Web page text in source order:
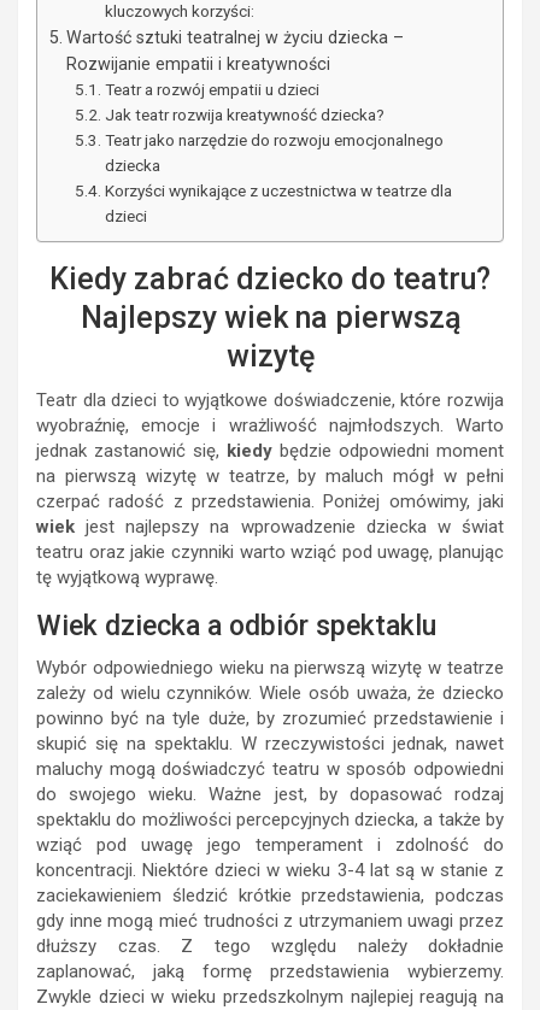
kluczowych korzyści:
Wartość sztuki teatralnej w życiu dziecka –
Rozwijanie empatii i kreatywności
Teatr a rozwój empatii u dzieci
Jak teatr rozwija kreatywność dziecka?
Teatr jako narzędzie do rozwoju emocjonalnego
dziecka
Korzyści wynikające z uczestnictwa w teatrze dla
dzieci
Kiedy zabrać dziecko do teatru?
Najlepszy wiek na pierwszą
wizytę
Teatr dla dzieci to wyjątkowe doświadczenie, które rozwija
wyobraźnię, emocje i wrażliwość najmłodszych. Warto
jednak zastanowić się, kiedy będzie odpowiedni moment
na pierwszą wizytę w teatrze, by maluch mógł w pełni
czerpać radość z przedstawienia. Poniżej omówimy, jaki
wiek jest najlepszy na wprowadzenie dziecka w świat
teatru oraz jakie czynniki warto wziąć pod uwagę, planując
tę wyjątkową wyprawę.
Wiek dziecka a odbiór spektaklu
Wybór odpowiedniego wieku na pierwszą wizytę w teatrze
zależy od wielu czynników. Wiele osób uważa, że dziecko
powinno być na tyle duże, by zrozumieć przedstawienie i
skupić się na spektaklu. W rzeczywistości jednak, nawet
maluchy mogą doświadczyć teatru w sposób odpowiedni
do swojego wieku. Ważne jest, by dopasować rodzaj
spektaklu do możliwości percepcyjnych dziecka, a także by
wziąć pod uwagę jego temperament i zdolność do
koncentracji. Niektóre dzieci w wieku 3-4 lat są w stanie z
zaciekawieniem śledzić krótkie przedstawienia, podczas
gdy inne mogą mieć trudności z utrzymaniem uwagi przez
dłuższy czas. Z tego względu należy dokładnie
zaplanować, jaką formę przedstawienia wybierzemy.
Zwykle dzieci w wieku przedszkolnym najlepiej reagują na